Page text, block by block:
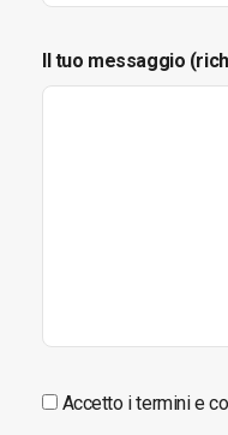
Il tuo messaggio
Accetto i termini e